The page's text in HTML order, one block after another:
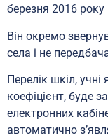
березня 2016
Він окремо
села і не
Перелік шкіл,
коефіцієнт, буде
електронних
автоматично